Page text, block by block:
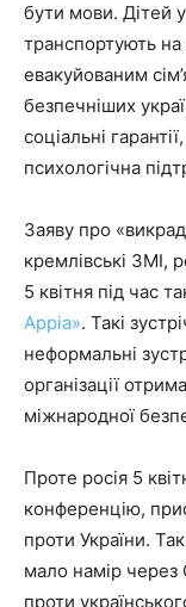
бути мови. Дітей у
транспортують
евакуйованим
безпечніших
соціальні
психологічна
Заяву про
кремлівські ЗМІ,
5 квітня під час
Арріа». Такі
неформальні
організації
міжнародної
Проте росія 5
конференцію,
проти України.
мало намір через
проти